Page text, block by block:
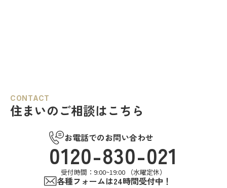
CONTACT
住まいのご相談はこちら
お電話でのお問い合わせ
0120-830-021
受付時間：9:00~19:00 （水曜定休）
各種フォームは24時間受付中！